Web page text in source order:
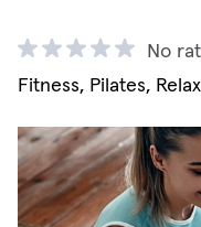
No
Fitness, Pilates,